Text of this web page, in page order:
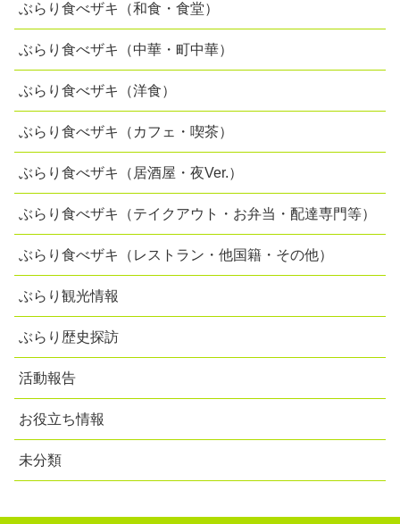
ぶらり食べザキ（和食・食堂）
ぶらり食べザキ（中華・町中華）
ぶらり食べザキ（洋食）
ぶらり食べザキ（カフェ・喫茶）
ぶらり食べザキ（居酒屋・夜Ver.）
ぶらり食べザキ（テイクアウト・お弁当・配達専門等）
ぶらり食べザキ（レストラン・他国籍・その他）
ぶらり観光情報
ぶらり歴史探訪
活動報告
お役立ち情報
未分類